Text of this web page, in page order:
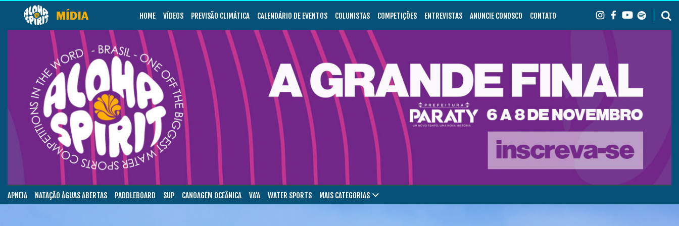
HOME VÍDEOS PREVISÃO CLIMÁTICA CALENDÁRIO DE EVENTOS COLUNISTAS COMPETIÇÕES ENTREVISTAS ANUNCIE CONOSCO CONTATO
APNEIA NATAÇÃO ÁGUAS ABERTAS PADDLEBOARD SUP CANOAGEM OCEÂNICA VA’A WATER SPORTS MAIS CATEGORIAS